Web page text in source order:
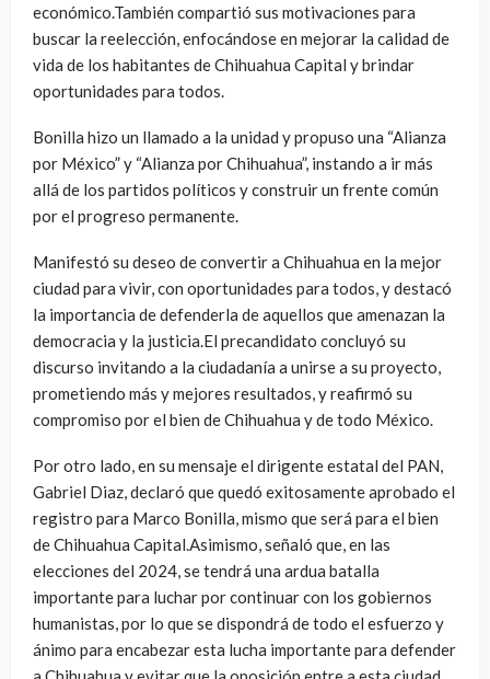
económico.También compartió sus motivaciones para
buscar la reelección, enfocándose en mejorar la calidad de
vida de los habitantes de Chihuahua Capital y brindar
oportunidades para todos.
Bonilla hizo un llamado a la unidad y propuso una “Alianza
por México” y “Alianza por Chihuahua”, instando a ir más
allá de los partidos políticos y construir un frente común
por el progreso permanente.
Manifestó su deseo de convertir a Chihuahua en la mejor
ciudad para vivir, con oportunidades para todos, y destacó
la importancia de defenderla de aquellos que amenazan la
democracia y la justicia.El precandidato concluyó su
discurso invitando a la ciudadanía a unirse a su proyecto,
prometiendo más y mejores resultados, y reafirmó su
compromiso por el bien de Chihuahua y de todo México.
Por otro lado, en su mensaje el dirigente estatal del PAN,
Gabriel Diaz, declaró que quedó exitosamente aprobado el
registro para Marco Bonilla, mismo que será para el bien
de Chihuahua Capital.Asimismo, señaló que, en las
elecciones del 2024, se tendrá una ardua batalla
importante para luchar por continuar con los gobiernos
humanistas, por lo que se dispondrá de todo el esfuerzo y
ánimo para encabezar esta lucha importante para defender